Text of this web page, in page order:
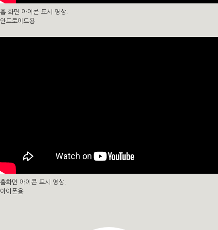
홈 화면 아이콘 표시 영상.
안드로이드용
홈화면 아이콘 표시 영상.
아이폰용